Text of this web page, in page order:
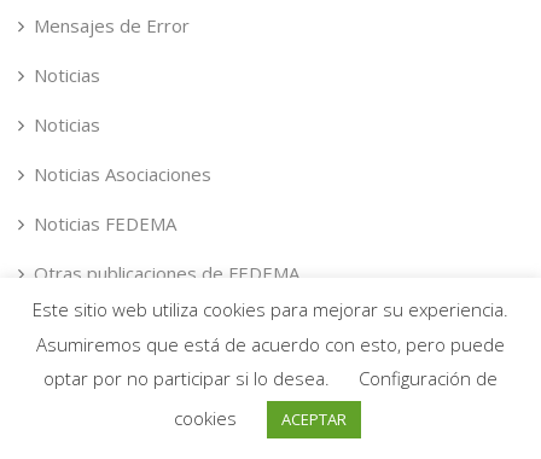
Mensajes de Error
Noticias
Noticias
Noticias Asociaciones
Noticias FEDEMA
Otras publicaciones de FEDEMA
Otros Documentos
Planes
Este sitio web utiliza cookies para mejorar su experiencia.
Asumiremos que está de acuerdo con esto, pero puede
optar por no participar si lo desea.
Configuración de
cookies
ACEPTAR